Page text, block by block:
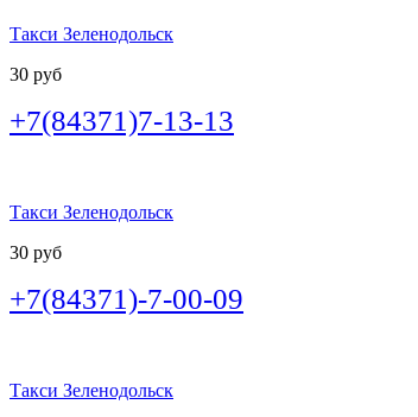
Такси Зеленодольск
30 руб
+7(84371)7-13-13
Такси Зеленодольск
30 руб
+7(84371)-7-00-09
Такси Зеленодольск